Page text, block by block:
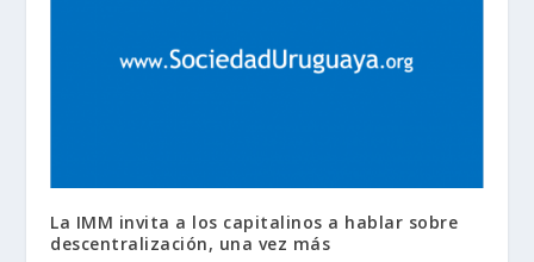
La IMM invita a los capitalinos a hablar sobre
descentralización, una vez más